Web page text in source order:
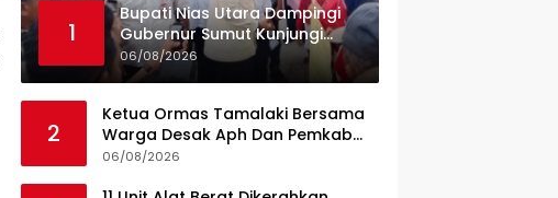
1
Bupati Nias Utara Dampingi
Gubernur Sumut Kunjungi
UPTD Puskesmas Lahewa
06/08/2026
2
Ketua Ormas Tamalaki Bersama
Warga Desak Aph Dan Pemkab
Konsel Tangkap Pelaku Angkut
06/08/2026